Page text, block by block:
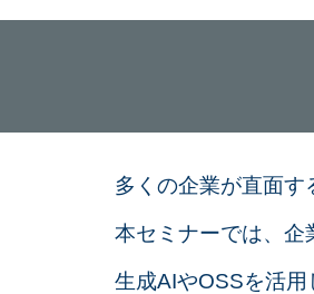
多くの企業が直面す
本セミナーでは、企
生成AIやOSSを活